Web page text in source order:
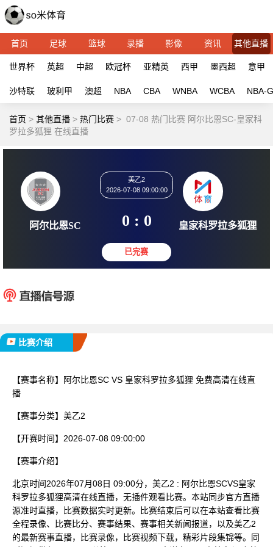
首页 足球 篮球 录播 影像 资讯 其他直播
世界杯 英超 中超 欧冠杯 亚精英 西甲 墨西超 意甲
沙特联 玻利甲 澳超 NBA CBA WNBA WCBA NBA-G
首页 > 其他直播 > 热门比赛 > 07-08 热门比赛 阿尔比恩SC-皇家科
罗拉多狐狸 在线直播
2026-07-08 09:00:00
0 : 0
比赛介绍
【赛事名称】
阿尔比恩SC VS 皇家科罗拉多狐狸 免费高清在线直
播
【赛事分类】 美乙2
【开赛时间】 2026-07-08 09:00:00
【赛事介绍】
北京时间2026年07月08日 09:00分，美乙2 : 阿尔比恩SCVS皇家
科罗拉多狐狸高清在线直播，无插件观看比赛。本站同步官方直播
源准时直播，比赛数据实时更新。比赛结束后可以在本站查看比赛
全程录像、比赛比分、赛事结果、赛事相关新闻报道，以及美乙2
的最新赛事直播，比赛录像，比赛视频下载，精彩片段集锦等。同